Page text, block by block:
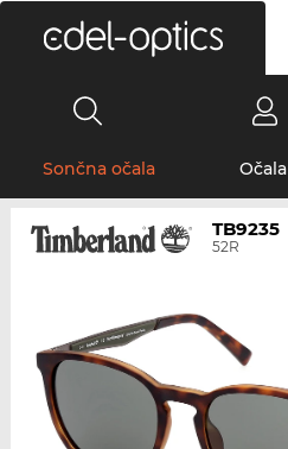
Sončna očala Očala
TB9235
52R